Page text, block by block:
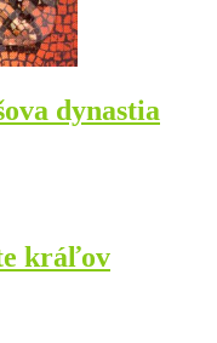
dynastia
kráľov